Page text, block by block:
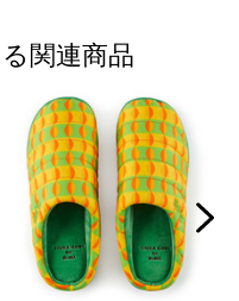
関連商品